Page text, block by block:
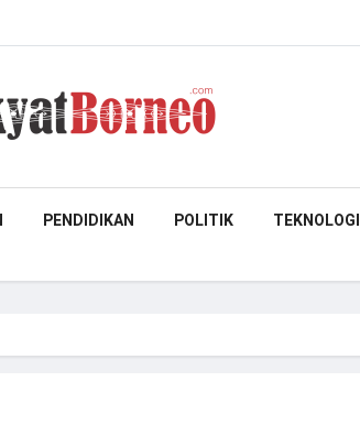
PENDIDIKAN POLITIK TEKNOLOGI